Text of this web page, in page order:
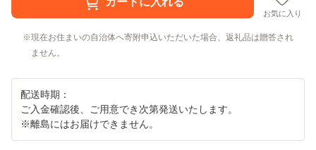
お気に入り
現在お住まいの自治体へ寄附申込いただいた場合、返礼品は贈答され
ません。
配送時期：
ご入金確認後、ご用意でき次第発送いたします。
※離島にはお届けできません。